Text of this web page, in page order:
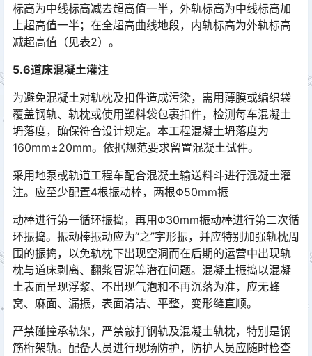
标高为中线标高减去超高值一半，外轨标高为中线标高加
上超高值一半；在全超高曲线地段，内轨标高为外轨标高
减超高值（见表2）。󠅅󠅃󠄵󠅂󠄪󠇖󠆨󠆨󠇕󠆞󠆒󠅬󠇘󠆭󠆘󠇙󠆝󠅵󠇗󠆭󠆁󠄐󠇗󠅹󠅸󠇖󠆍󠅳󠇖󠅹󠅰󠇖󠆌󠅹
5.6道床混凝土灌注
为避免混凝土对轨枕及扣件造成污染，需用薄膜或编织袋
覆盖钢轨、轨枕或使用塑料袋包裹扣件，检测每车混凝土
坍落度，确保符合设计规定。本工程混凝土坍落度为
160mm±20mm。依据规范要求留置混凝土试件。󠅅󠅃󠄵󠅂󠄪󠇖󠆨󠆨󠇕󠆞󠆒󠅬󠇘󠆭󠆘󠇙󠆝󠅵󠇗󠆭󠆁󠄐󠇗󠅹󠅸󠇖󠆍󠅳󠇖󠅹󠅰󠇖󠆌󠅹
采用地泵或轨道工程车配合混凝土输送料斗进行混凝土灌
注。应至少配置4根振动棒，两根Φ50mm振
动棒进行第一循环振捣，再用Φ30mm振动棒进行第二次循
环振捣。振动棒振动应为“之”字形振，并应特别加强轨枕周
围的振捣，以免轨枕下出现空洞而在后期的运营中出现轨
枕与道床剥离、翻浆冒泥等潜在问题。混凝土振捣以混凝
土表面呈现浮浆、不出现气泡和不再沉落为准，应无蜂
窝、麻面、漏振，表面清洁、平整，变形缝直顺。󠅅󠅃󠄵󠅂󠄪󠇖󠆨󠆨󠇕󠆞󠆒󠅬󠇘󠆭󠆘󠇙󠆝󠅵󠇗󠆭󠆁󠄐󠇗󠅹󠅸󠇖󠆍󠅳󠇖󠅹󠅰󠇖󠆌󠅹
严禁碰撞承轨架，严禁敲打钢轨及混凝土轨枕，特别是钢
筋桁架轨。配备人员进行现场防护，防护人员应随时检查